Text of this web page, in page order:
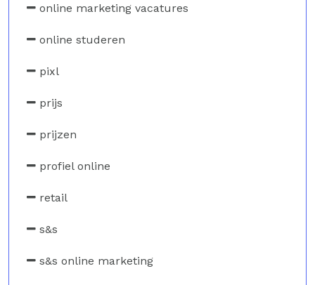
online marketing vacatures
online studeren
pixl
prijs
prijzen
profiel online
retail
s&s
s&s online marketing